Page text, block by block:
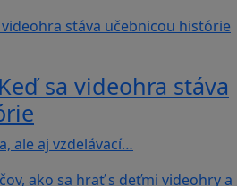
sa videohra stáva
ale aj vzdelávací…